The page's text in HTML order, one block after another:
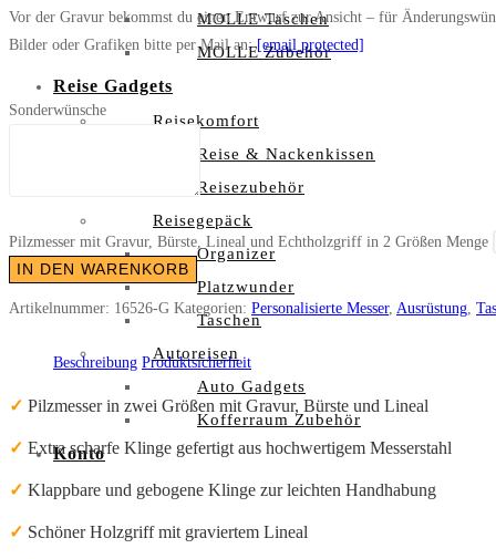
MOLLE Taschen
MOLLE Zubehör
Reise Gadgets
Reisekomfort
Reise & Nackenkissen
Reisezubehör
Reisegepäck
Organizer
Platzwunder
Taschen
Autoreisen
Auto Gadgets
Kofferraum Zubehör
Konto
Vor der Gravur bekommst du einen Entwurf zur Ansicht – für
Bilder oder Grafiken bitte per Mail an:[email protected]
Sonderwünsche
Pilzmesser mit Gravur, Bürste, Lineal und Echtholzgriff in 2 Größen Menge
IN DEN WARENKORB
Artikelnummer: 16526-G Kategorien: Personalisierte Messer, Ausrüstung,
Beschreibung Produktsicherheit
✓ Pilzmesser in zwei Größen mit Gravur, Bürste und Lineal
✓ Extra scharfe Klinge gefertigt aus hochwertigem Messerstahl
✓ Klappbare und gebogene Klinge zur leichten Handhabung
✓ Schöner Holzgriff mit graviertem Lineal